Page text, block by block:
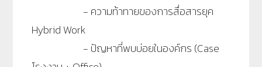
- ความท้าทายของการสื่อสารยุค
Hybrid Work
- ปัญหาที่พบบ่อยในองค์กร (Case